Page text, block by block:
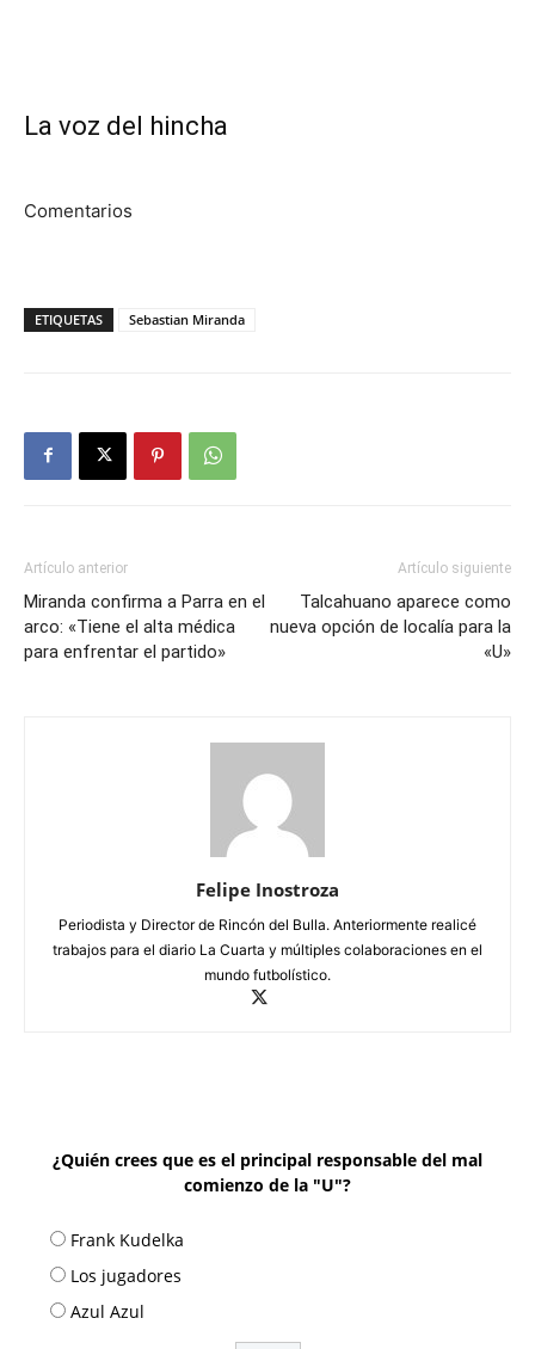
La voz del hincha
Comentarios
ETIQUETAS Sebastian Miranda
Artículo anterior
Miranda confirma a Parra en el
arco: «Tiene el alta médica
para enfrentar el partido»
Artículo siguiente
Talcahuano aparece como
nueva opción de localía para la
«U»
Felipe Inostroza
Periodista y Director de Rincón del Bulla. Anteriormente realicé
trabajos para el diario La Cuarta y múltiples colaboraciones en el
mundo futbolístico.
¿Quién crees que es el principal responsable del mal
comienzo de la "U"?
Frank Kudelka
Los jugadores
Azul Azul